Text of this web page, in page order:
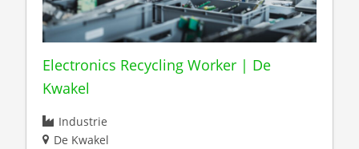
Electronics Recycling Worker | De
Kwakel
Industrie
De Kwakel